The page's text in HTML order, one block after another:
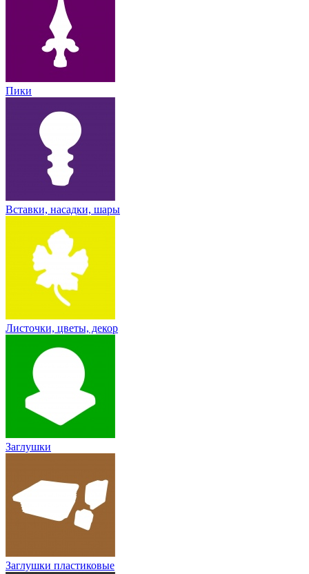
Пики
Вставки, насадки, шары
Листочки, цветы, декор
Заглушки
Заглушки пластиковые